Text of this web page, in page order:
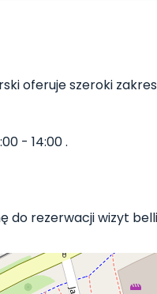
oferuje szeroki
- 14:00 .
do rezerwacji wizyt